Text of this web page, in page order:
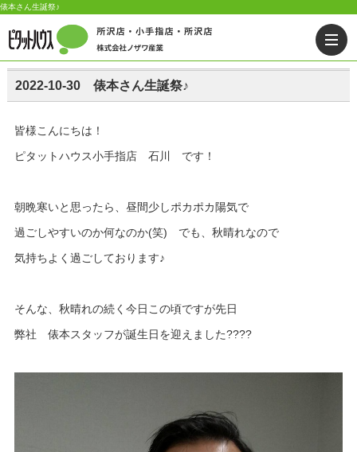
俵本さん生誕祭♪
2022-10-30 俵本さん生誕祭♪
皆様こんにちは！
ピタットハウス小手指店 石川 です！
朝晩寒いと思ったら、昼間少しポカポカ陽気で
過ごしやすいのか何なのか(笑) でも、秋晴れなので
気持ちよく過ごしております♪
そんな、秋晴れの続く今日この頃ですが先日
弊社 俵本スタッフが誕生日を迎えました????